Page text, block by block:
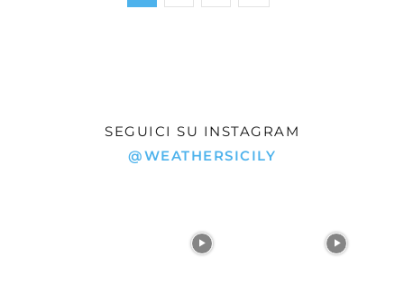
SEGUICI SU INSTAGRAM
@WEATHERSICILY